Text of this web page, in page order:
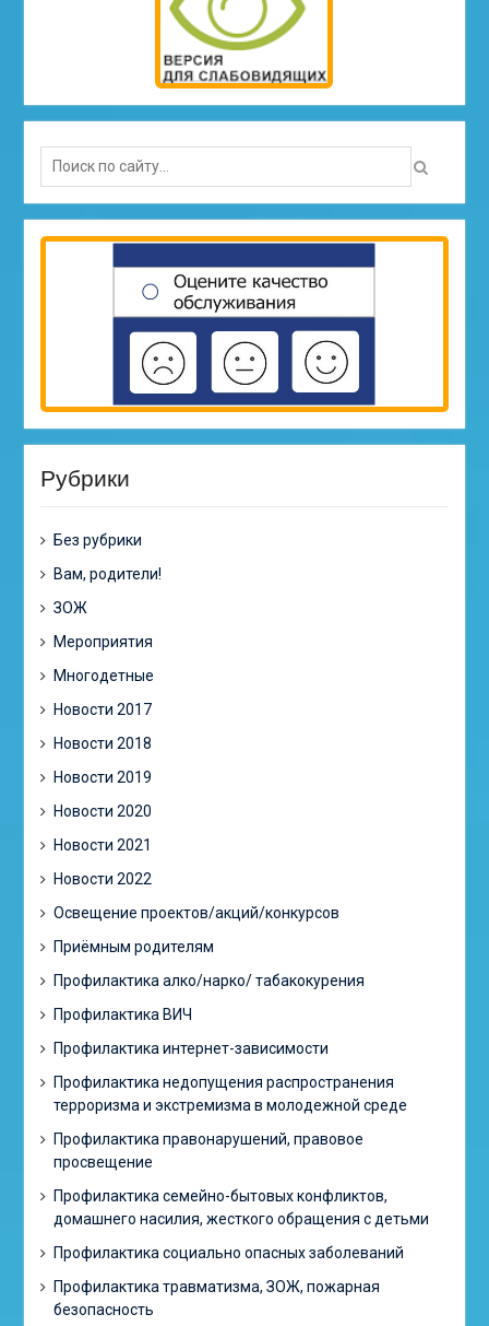
Search
for:
Рубрики
Без рубрики
Вам, родители!
ЗОЖ
Мероприятия
Многодетные
Новости 2017
Новости 2018
Новости 2019
Новости 2020
Новости 2021
Новости 2022
Освещение проектов/акций/конкурсов
Приёмным родителям
Профилактика алко/нарко/ табакокурения
Профилактика ВИЧ
Профилактика интернет-зависимости
Профилактика недопущения распространения
терроризма и экстремизма в молодежной среде
Профилактика правонарушений, правовое
просвещение
Профилактика семейно-бытовых конфликтов,
домашнего насилия, жесткого обращения с детьми
Профилактика социально опасных заболеваний
Профилактика травматизма, ЗОЖ, пожарная
безопасность